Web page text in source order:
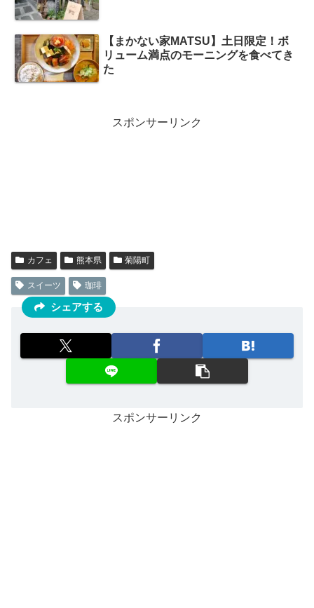
【まかない家MATSU】土日限定！ボ
リューム満点のモーニングを食べてき
た
スポンサーリンク
カフェ 熊本県 菊陽町
スイーツ 珈琲
シェアする
スポンサーリンク